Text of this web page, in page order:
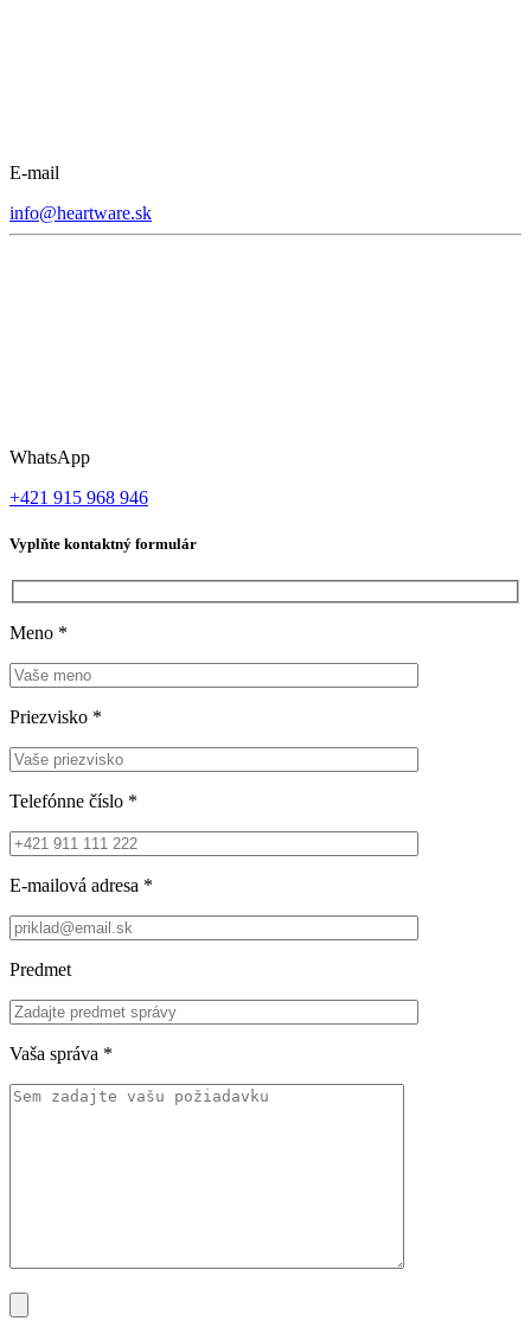
E-mail
info@heartware.sk
WhatsApp
+421 915 968 946
Vyplňte kontaktný formulár
Meno *
Priezvisko *
Telefónne číslo *
E-mailová adresa *
Predmet
Vaša správa *